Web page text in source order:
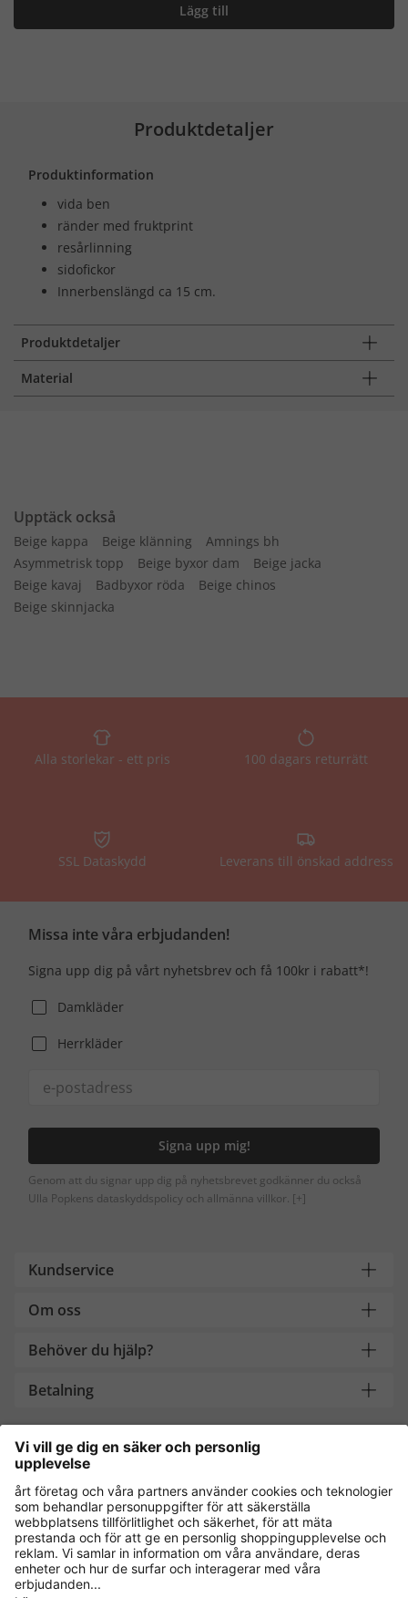
Lägg till
Produktdetaljer
Produktinformation
vida ben
ränder med fruktprint
resårlinning
sidofickor
Innerbenslängd ca 15 cm.
Produktdetaljer
Material
Upptäck också
Beige kappa Beige klänning
Amnings bh
Asymmetrisk topp
Beige byxor dam
Beige jacka
Beige kavaj
Badbyxor röda
Beige chinos
Beige skinnjacka
Alla storlekar - ett pris 100 dagars returrätt
SSL Dataskydd Leverans till önskad address
Missa inte våra erbjudanden!
Signa upp dig på vårt nyhetsbrev och få 100kr i rabatt*!
Damkläder
Herrkläder
Signa upp mig!
Genom att du signar upp dig på nyhetsbrevet godkänner du också
Ulla Popkens dataskyddspolicy och allmänna villkor. [+]
Kundservice
Om oss
Behöver du hjälp?
Betalning
Handla säkert med
Andra onlinebutiker
Sverige